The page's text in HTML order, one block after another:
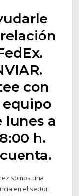
con
equipo
lunes a
h.
somos una
en el sector.